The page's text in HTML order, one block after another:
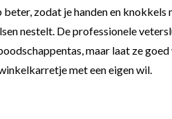
zodat je handen en knokkels
nestelt. De professionele
maar laat ze
met een eigen wil.